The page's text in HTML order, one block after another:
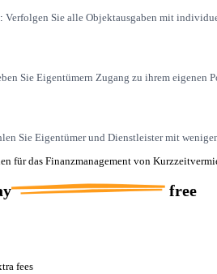
Verfolgen Sie alle Objektausgaben mit
Sie Eigentümern Zugang zu ihrem eigenen
Sie Eigentümer und Dienstleister mit
free
fees